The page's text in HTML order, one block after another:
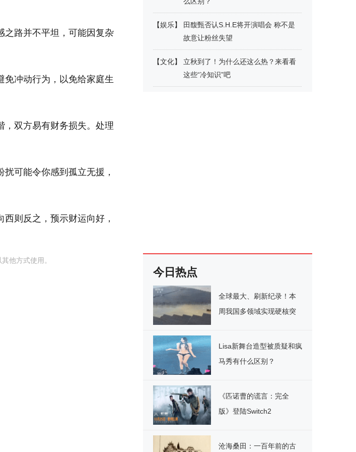
之路并不平坦，可能因复杂
免冲动行为，以免给家庭生
，双方易有财务损失。处理
可能令你感到孤立无援，
则反之，预示财运向好，
他方式使用。
【娱乐】
田馥甄否认S.H.E将开演唱会 称不是
故意让粉丝失望
【文化】
立秋到了！为什么还这么热？来看看
这些“冷知识”吧
今日热点
全球最大、刷新纪录！本
周我国多领域实现硬核突
Lisa新舞台造型被质疑和疯
马秀有什么区别？
《匹诺曹的谎言：完全
版》登陆Switch2
沧海桑田：一百年前的古